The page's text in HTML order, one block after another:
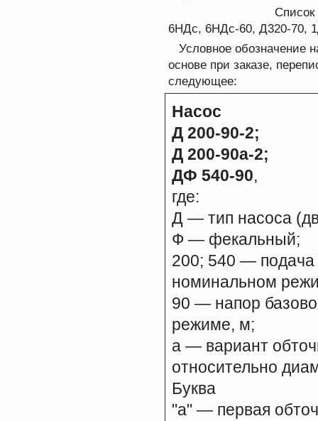
6НДс, 6НДс-60, Д320-70,
Условное обозначение
основе при заказе,
следующее:
Насос
Д 200-90-2;
Д 200-90а-2;
ДФ 540-90,
где:
Д — тип насоса
Ф — фекальный;
200; 540 — подача
номинальном
90 — напор
режиме, м;
а — вариант
относительно
Буква
"а" — первая